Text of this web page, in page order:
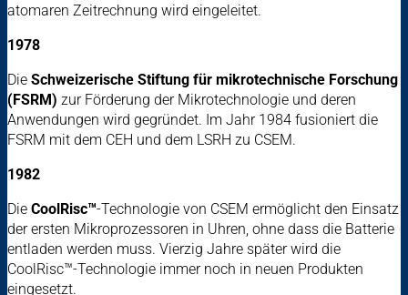
atomaren Zeitrechnung wird eingeleitet.
1978
Die Schweizerische Stiftung für mikrotechnische Forschung
(FSRM) zur Förderung der Mikrotechnologie und deren
Anwendungen wird gegründet. Im Jahr 1984 fusioniert die
FSRM mit dem CEH und dem LSRH zu CSEM.
1982
Die CoolRisc™-Technologie von CSEM ermöglicht den Einsatz
der ersten Mikroprozessoren in Uhren, ohne dass die Batterie
entladen werden muss. Vierzig Jahre später wird die
CoolRisc™-Technologie immer noch in neuen Produkten
eingesetzt.